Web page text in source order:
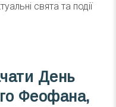
свята та події
День
Феофана,